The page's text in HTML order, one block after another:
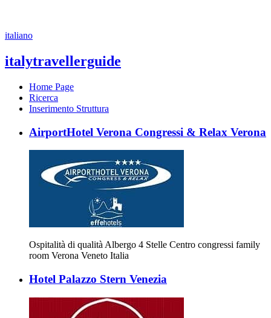
italiano
italytravellerguide
Home Page
Ricerca
Inserimento Struttura
AirportHotel Verona Congressi & Relax Verona
Ospitalità di qualità Albergo 4 Stelle Centro congressi family
room Verona Veneto Italia
Hotel Palazzo Stern Venezia